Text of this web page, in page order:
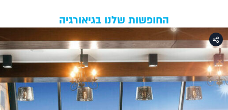
החופשות שלנו בגיאורגיה